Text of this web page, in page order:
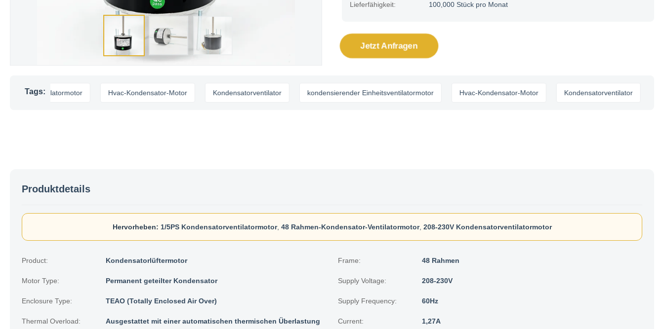
Lieferfähigkeit: 100,000 Stück pro Monat
Jetzt Anfragen
Tags: Hvac-Kondensator-Motor Kondensatorventilator kondensierender Einheitsventilatormotor Hvac-Kondensator-Motor Kondensatorventilator
Produktdetails
Hervorheben: 1/5PS Kondensatorventilatormotor, 48 Rahmen-Kondensator-Ventilatormotor, 208-230V Kondensatorventilatormotor
Product: Kondensatorlüftermotor Frame: 48 Rahmen
Motor Type: Permanent geteilter Kondensator Supply Voltage: 208-230V
Enclosure Type: TEAO (Totally Enclosed Air Over) Supply Frequency: 60Hz
Thermal Overload: Ausgestattet mit einer automatischen thermischen Überlastung Current: 1,27A